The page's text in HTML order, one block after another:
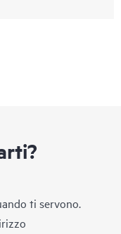
ti servono.